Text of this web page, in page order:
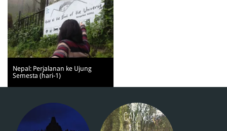
Nepal: Perjalanan ke Ujung
Semesta (hari-1)